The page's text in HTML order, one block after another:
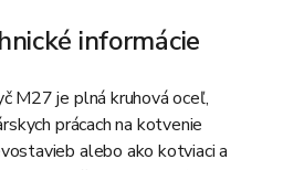
informácie
M27 je plná kruhová oceľ,
prácach na kotvenie
alebo ako kotviaci a